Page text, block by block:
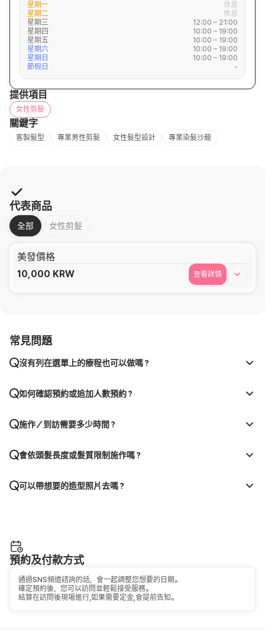
星期一
休息
星期二
休息
星期三
12:00 – 21:00
星期四
10:00 – 19:00
星期五
10:00 – 19:00
星期六
10:00 – 19:00
星期日
10:00 – 19:00
節假日
-
提供項目
女性剪髮
關鍵字
客製髮型 專業男性剪髮 女性髮型設計 專業染髮沙龍
代表商品
全部 女性剪髮
美發價格
10,000 KRW 查看詳情
常見問題
沒有列在選單上的療程也可以做嗎？
如何確認預約或追加人數預約？
施作／到訪需要多少時間？
會依頭髮長度或髮質限制施作嗎？
可以帶想要的造型照片去嗎？
預約及付款方式
通過SNS頻道諮詢的話，會一起調整您想要的日期。
確定預約後，您可以訪問並輕鬆接受服務。
結算在訪問後現場進行,如果需要定金,會提前告知。